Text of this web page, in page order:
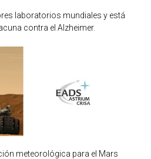
laboratorios mundiales y está
contra el Alzheimer.
meteorológica para el Mars